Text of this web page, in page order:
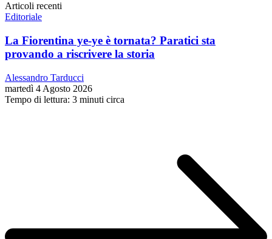
Articoli recenti
Editoriale
La Fiorentina ye-ye è tornata? Paratici sta
provando a riscrivere la storia
Alessandro Tarducci
martedì 4 Agosto 2026
Tempo di lettura: 3 minuti circa